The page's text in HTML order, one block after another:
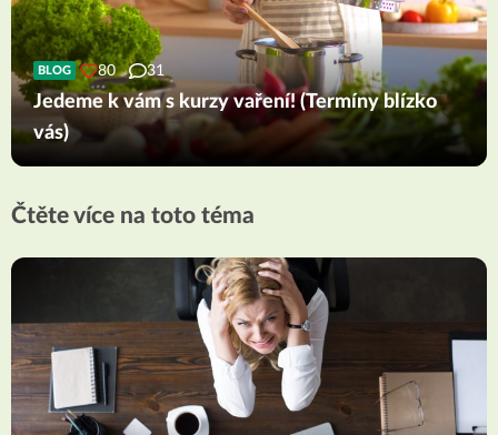
BLOG 80 31
Jedeme k vám s kurzy vaření! (Termíny blízko
vás)
Čtěte více na toto téma